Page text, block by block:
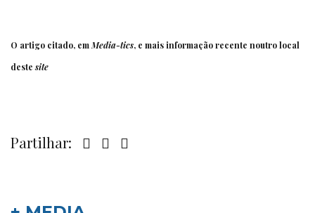
O artigo citado, emMedia-tics, e mais informação recente noutro local
destesite
Partilhar: